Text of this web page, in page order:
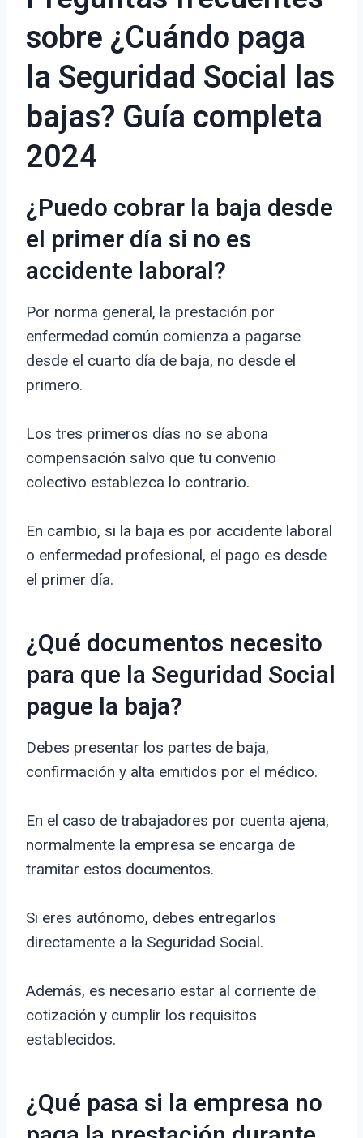
sobre ¿Cuándo paga
la Seguridad Social las
bajas? Guía completa
2024
¿Puedo cobrar la baja desde
el primer día si no es
accidente laboral?
Por norma general, la prestación por
enfermedad común comienza a pagarse
desde el cuarto día de baja, no desde el
primero.
Los tres primeros días no se abona
compensación salvo que tu convenio
colectivo establezca lo contrario.
En cambio, si la baja es por accidente laboral
o enfermedad profesional, el pago es desde
el primer día.
¿Qué documentos necesito
para que la Seguridad Social
pague la baja?
Debes presentar los partes de baja,
confirmación y alta emitidos por el médico.
En el caso de trabajadores por cuenta ajena,
normalmente la empresa se encarga de
tramitar estos documentos.
Si eres autónomo, debes entregarlos
directamente a la Seguridad Social.
Además, es necesario estar al corriente de
cotización y cumplir los requisitos
establecidos.
¿Qué pasa si la empresa no